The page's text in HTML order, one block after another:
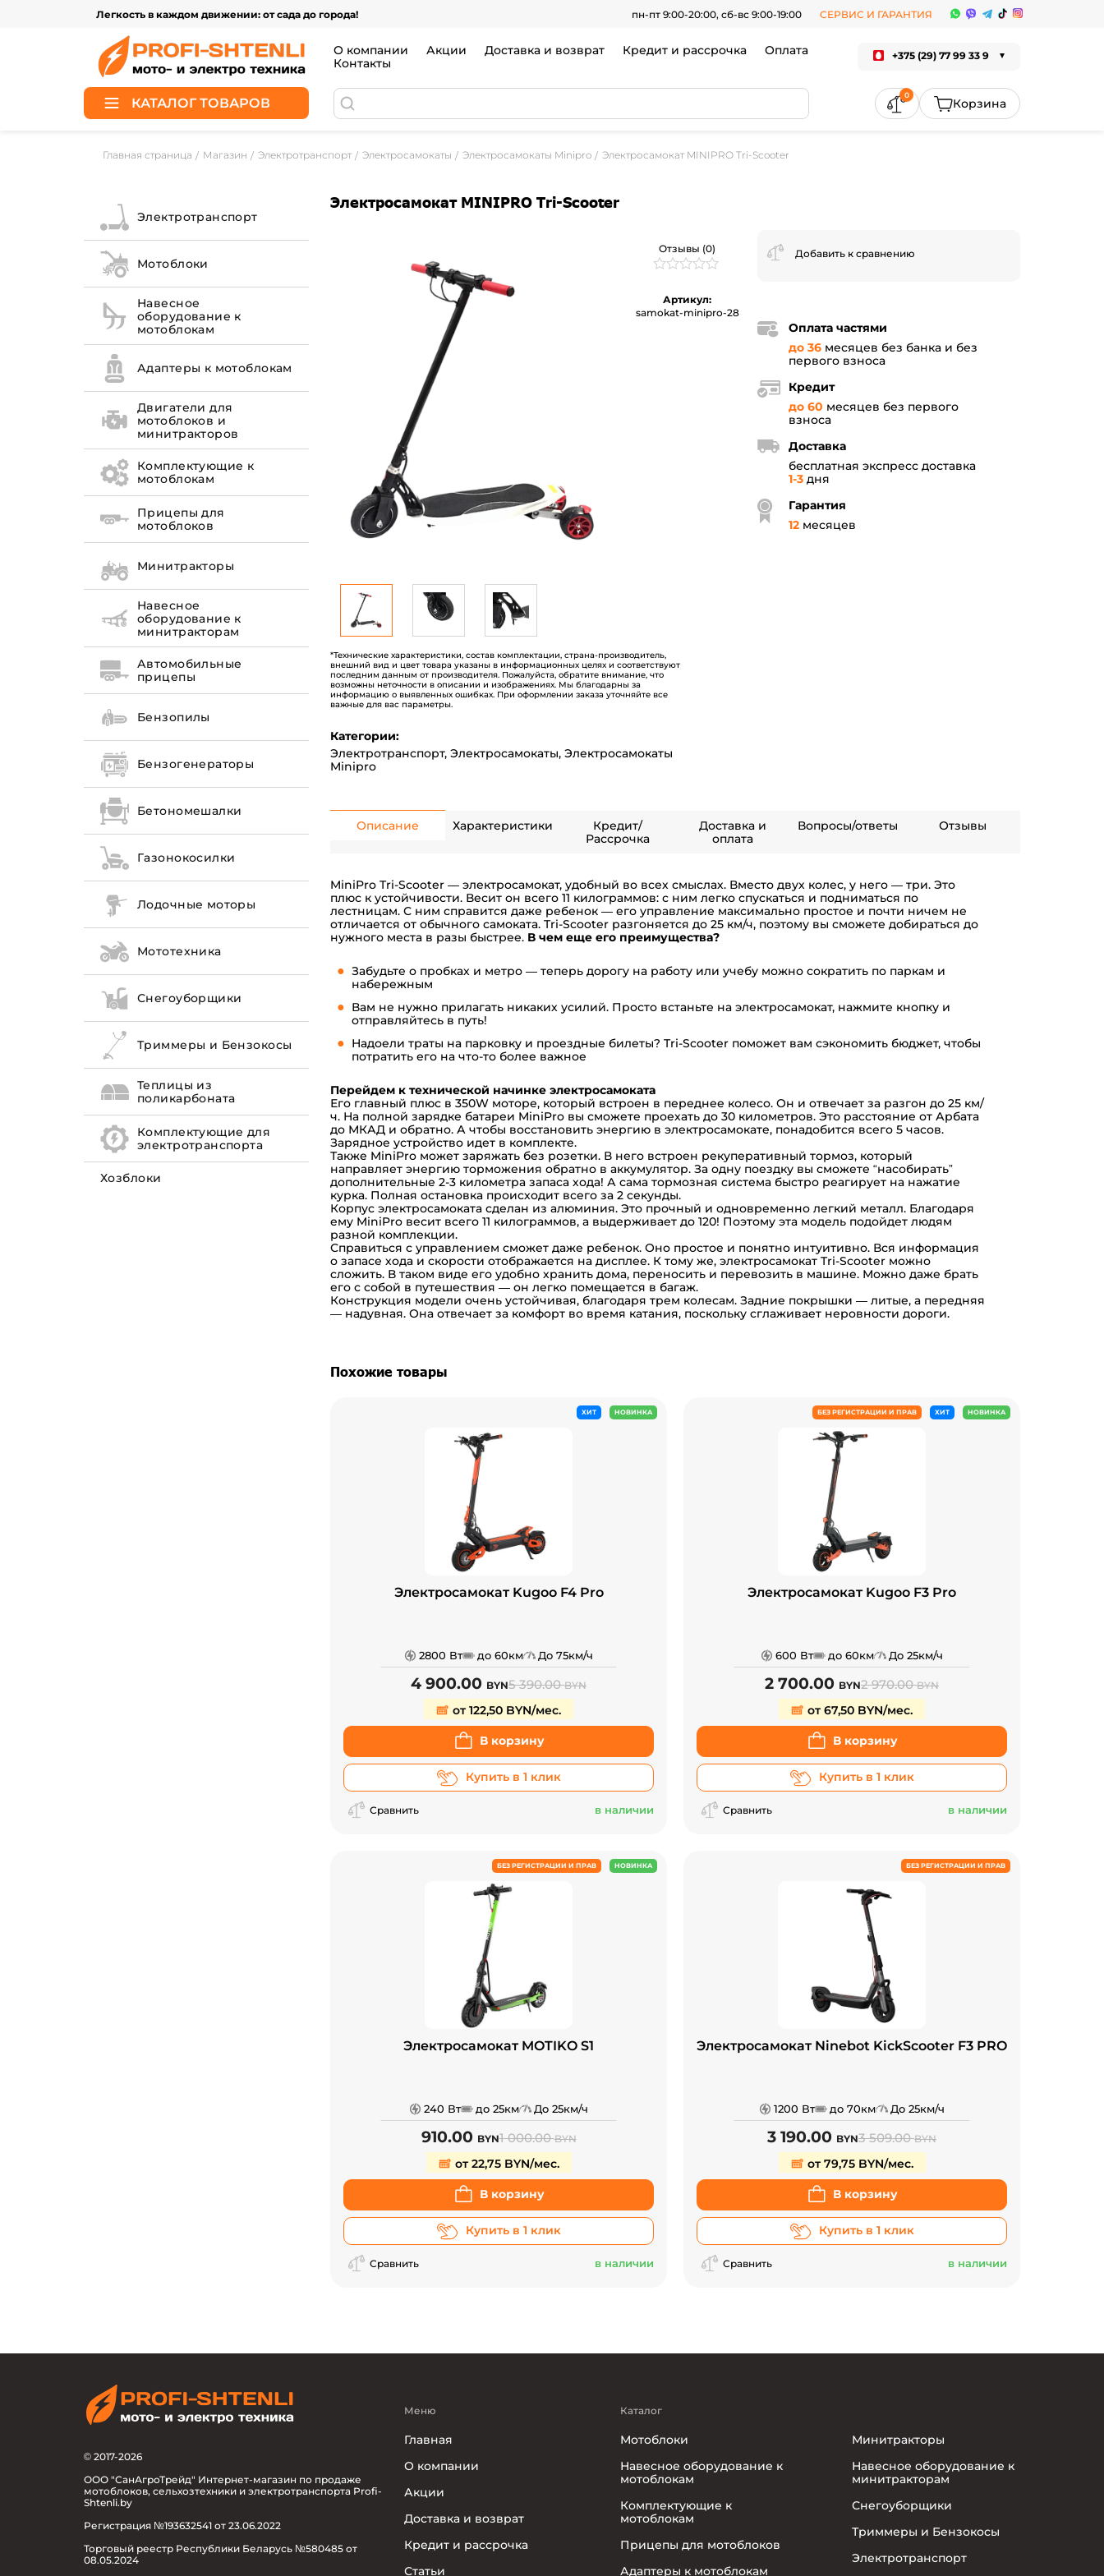
Легкость в каждом движении: от сада до города! пн-пт 9:00-20:00, сб-вс 9:00-19:00 СЕРВИС И ГАРАНТИЯ
О компании Акции Доставка и возврат Кредит и рассрочка
Оплата
Контакты
+375 (29) 77 99 33 9
КАТАЛОГ ТОВАРОВ
0
Главная страница Магазин Электротранспорт Электросамокаты Электросамокаты Minipro Электросамокат MINIPRO Tri-Scooter
Электротранспорт
Мотоблоки
Навесное
оборудование к
мотоблокам
Адаптеры к мотоблокам
Двигатели для
мотоблоков и
минитракторов
Комплектующие к
мотоблокам
Прицепы для
мотоблоков
Минитракторы
Навесное
оборудование к
минитракторам
Автомобильные
прицепы
Бензопилы
Бензогенераторы
Бетономешалки
Газонокосилки
Лодочные моторы
Мототехника
Снегоуборщики
Триммеры и Бензокосы
Теплицы из
поликарбоната
Комплектующие для
электротранспорта
Хозблоки
Электросамокат MINIPRO Tri-Scooter
Отзывы (0)
из
5
Артикул:
samokat-minipro-28
*Технические характеристики, состав комплектации, страна-производитель,
внешний вид и цвет товара указаны в информационных целях и соответствуют
последним данным от производителя. Пожалуйста, обратите внимание, что
возможны неточности в описании и изображениях. Мы благодарны за
информацию о выявленных ошибках. При оформлении заказа уточняйте все
важные для вас параметры.
Категории:
Электротранспорт, Электросамокаты, Электросамокаты
Minipro
Добавить к сравнению
Оплата частями
до 36 месяцев без банка и без
первого взноса
Кредит
до 60 месяцев без первого
взноса
Доставка
бесплатная экспресс доставка
1-3 дня
Гарантия
12 месяцев
Описание Характеристики
Кредит/
Рассрочка
Доставка и
оплата
Вопросы/ответы Отзывы
MiniPro Tri-Scooter — электросамокат, удобный во всех смыслах. Вместо двух колес, у него — три. Это
плюс к устойчивости. Весит он всего 11 килограммов: с ним легко спускаться и подниматься по
лестницам. С ним справится даже ребенок — его управление максимально простое и почти ничем не
отличается от обычного самоката. Tri-Scooter разгоняется до 25 км/ч, поэтому вы сможете добираться до
нужного места в разы быстрее. В чем еще его преимущества?
Забудьте о пробках и метро — теперь дорогу на работу или учебу можно сократить по паркам и
набережным
Вам не нужно прилагать никаких усилий. Просто встаньте на электросамокат, нажмите кнопку и
отправляйтесь в путь!
Надоели траты на парковку и проездные билеты? Tri-Scooter поможет вам сэкономить бюджет, чтобы
потратить его на что-то более важное
Перейдем к технической начинке электросамоката
Его главный плюс в 350W моторе, который встроен в переднее колесо. Он и отвечает за разгон до 25 км/
ч. На полной зарядке батареи MiniPro вы сможете проехать до 30 километров. Это расстояние от Арбата
до МКАД и обратно. А чтобы восстановить энергию в электросамокате, понадобится всего 5 часов.
Зарядное устройство идет в комплекте.
Также MiniPro может заряжать без розетки. В него встроен рекуперативный тормоз, который
направляет энергию торможения обратно в аккумулятор. За одну поездку вы сможете “насобирать”
дополнительные 2-3 километра запаса хода! А сама тормозная система быстро реагирует на нажатие
курка. Полная остановка происходит всего за 2 секунды.
Корпус электросамоката сделан из алюминия. Это прочный и одновременно легкий металл. Благодаря
ему MiniPro весит всего 11 килограммов, а выдерживает до 120! Поэтому эта модель подойдет людям
разной комплекции.
Справиться с управлением сможет даже ребенок. Оно простое и понятно интуитивно. Вся информация
о запасе хода и скорости отображается на дисплее. К тому же, электросамокат Tri-Scooter можно
сложить. В таком виде его удобно хранить дома, переносить и перевозить в машине. Можно даже брать
его с собой в путешествия — он легко помещается в багаж.
Конструкция модели очень устойчивая, благодаря трем колесам. Задние покрышки — литые, а передняя
— надувная. Она отвечает за комфорт во время катания, поскольку сглаживает неровности дороги.
Похожие товары
ХИТ НОВИНКА
Электросамокат Kugoo F4 Pro
2800 Вт до 60км До 75км/ч
4 900.00 BYN5 390.00BYN
от 122,50 BYN/мес.
В корзину
Купить в 1 клик
Сравнить в наличии
БЕЗ РЕГИСТРАЦИИ И ПРАВ ХИТ НОВИНКА
Электросамокат Kugoo F3 Pro
600 Вт до 60км До 25км/ч
2 700.00 BYN2 970.00BYN
от 67,50 BYN/мес.
В корзину
Купить в 1 клик
Сравнить в наличии
БЕЗ РЕГИСТРАЦИИ И ПРАВ НОВИНКА
Электросамокат MOTIKO S1
240 Вт до 25км До 25км/ч
910.00 BYN1 000.00BYN
от 22,75 BYN/мес.
В корзину
Купить в 1 клик
Сравнить в наличии
БЕЗ РЕГИСТРАЦИИ И ПРАВ
Электросамокат Ninebot KickScooter F3 PRO
1200 Вт до 70км До 25км/ч
3 190.00 BYN3 509.00BYN
от 79,75 BYN/мес.
В корзину
Купить в 1 клик
Сравнить в наличии
© 2017-2026
ООО "СанАгроТрейд" Интернет-магазин по продаже
мотоблоков, сельхозтехники и электротранспорта Profi-
Shtenli.by
Регистрация №193632541 от 23.06.2022
Торговый реестр Республики Беларусь №580485 от
08.05.2024
Меню
Главная
О компании
Акции
Доставка и возврат
Кредит и рассрочка
Статьи
Каталог
Мотоблоки
Навесное оборудование к
мотоблокам
Комплектующие к
мотоблокам
Прицепы для мотоблоков
Адаптеры к мотоблокам
Минитракторы
Навесное оборудование к
минитракторам
Снегоуборщики
Триммеры и Бензокосы
Электротранспорт